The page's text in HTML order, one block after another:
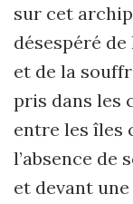
sur cet
désespéré
et de la
pris dans les
entre les îles
l’absence de
et devant